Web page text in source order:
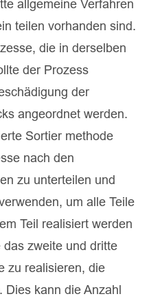
allgemeine Verfahren
teilen vorhanden sind.
die in derselben
der Prozess
der
angeordnet werden.
Sortier methode
nach den
zu unterteilen und
um alle Teile
Teil realisiert werden
zweite und dritte
zu realisieren, die
Dies kann die Anzahl